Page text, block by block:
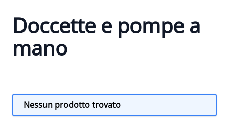
Doccette e pompe a
mano
Nessun prodotto trovato